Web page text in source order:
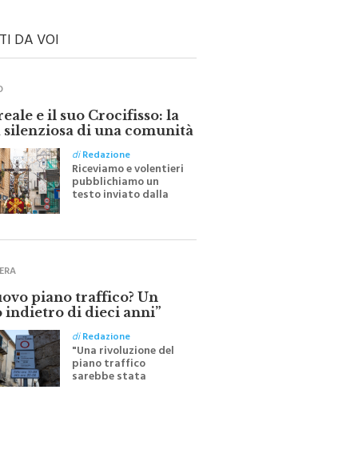
DA VOI
e il suo Crocifisso: la
di una comunità
diRedazione
Riceviamo e volentieri
pubblichiamo un
testo inviato dalla
scrittrice monrealese
Festa del Santissimo
piano traffico? Un
indietro di dieci anni”
diRedazione
"Una rivoluzione del
piano traffico
sarebbe stata
efficace se preceduta